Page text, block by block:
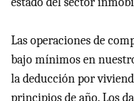
Las operaciones de
bajo mínimos en
la deducción por
principios de año. Los